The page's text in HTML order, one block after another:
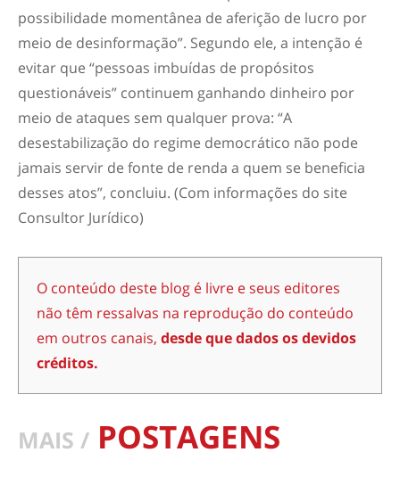
possibilidade momentânea de aferição de lucro por
meio de desinformação”. Segundo ele, a intenção é
evitar que “pessoas imbuídas de propósitos
questionáveis” continuem ganhando dinheiro por
meio de ataques sem qualquer prova: “A
desestabilização do regime democrático não pode
jamais servir de fonte de renda a quem se beneficia
desses atos”, concluiu. (Com informações do site
Consultor Jurídico)
O conteúdo deste blog é livre e seus editores
não têm ressalvas na reprodução do conteúdo
em outros canais, desde que dados os devidos
créditos.
MAIS / POSTAGENS